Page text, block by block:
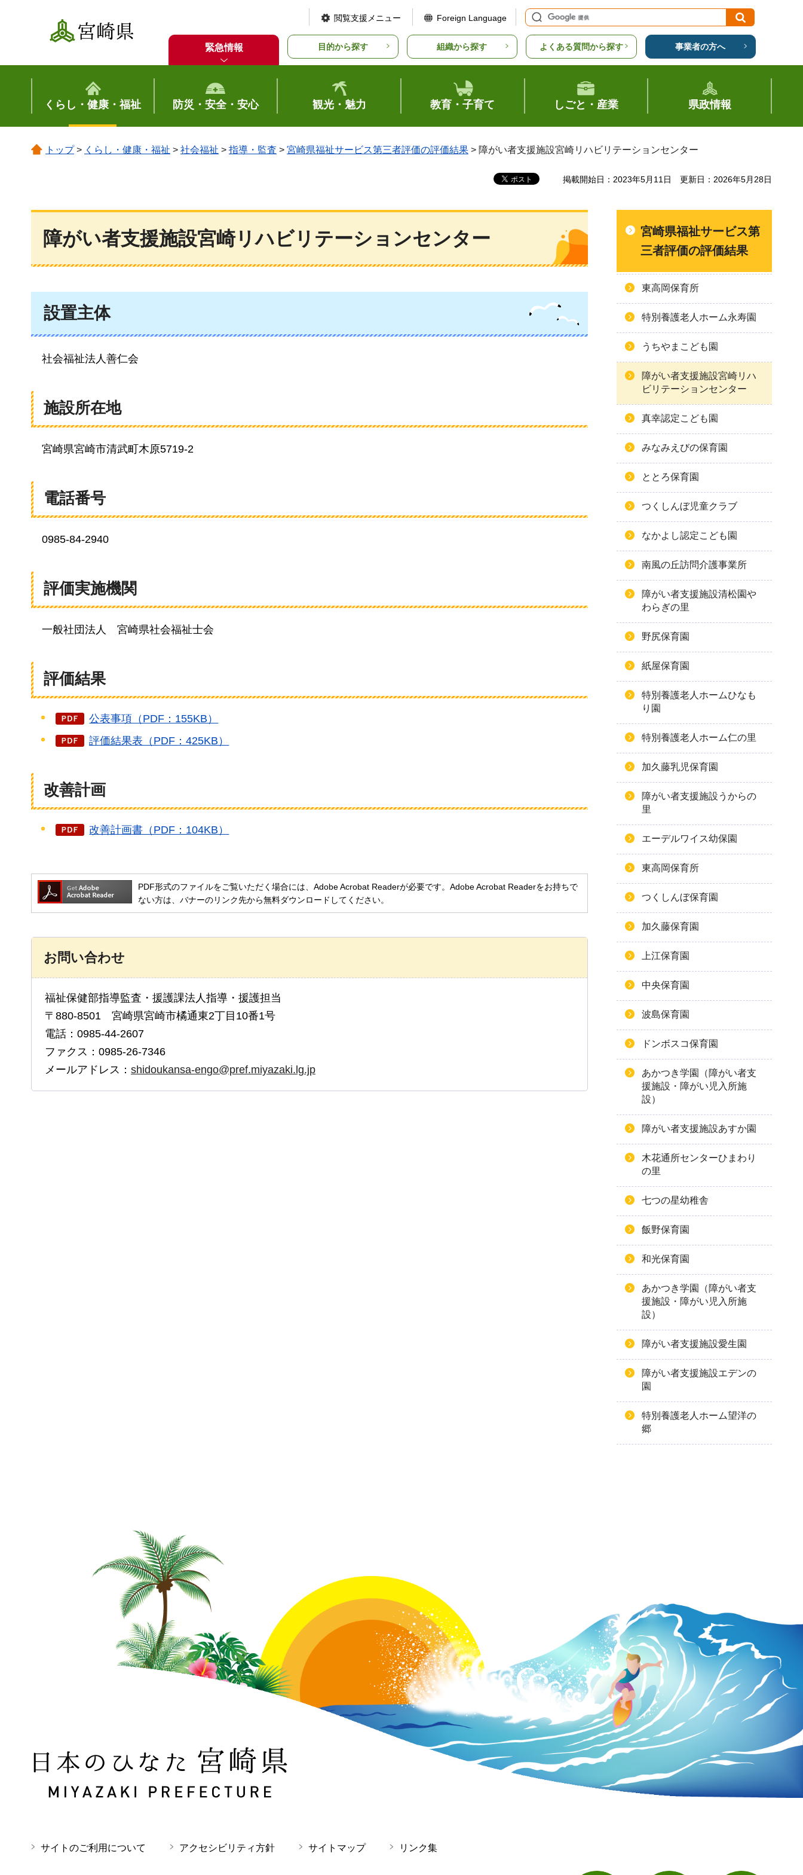
宮崎県
閲覧支援メニュー Foreign Language
緊急情報 目的から探す 組織から探す よくある質問から探す 事業者の方へ
くらし・健康・福祉 防災・安全・安心 観光・魅力 教育・子育て しごと・産業 県政情報
トップ> くらし・健康・福祉 > 社会福祉 > 指導・監査 > 宮崎県福祉サービス第三者評価の評価結果 > 障がい者支援施設宮崎リハビリテーションセンター
掲載開始日：2023年5月11日 更新日：2026年5月28日
障がい者支援施設宮崎リハビリテーションセンター
設置主体
社会福祉法人善仁会
施設所在地
宮崎県宮崎市清武町木原5719-2
電話番号
0985-84-2940
評価実施機関
一般社団法人 宮崎県社会福祉士会
評価結果
公表事項（PDF：155KB）
評価結果表（PDF：425KB）
改善計画
改善計画書（PDF：104KB）
PDF形式のファイルをご覧いただく場合には、Adobe Acrobat Readerが必要です。Adobe Acrobat Readerをお持ちで
ない方は、バナーのリンク先から無料ダウンロードしてください。
お問い合わせ
福祉保健部指導監査・援護課法人指導・援護担当
〒880-8501 宮崎県宮崎市橘通東2丁目10番1号
電話：0985-44-2607
ファクス：0985-26-7346
メールアドレス： shidoukansa-engo@pref.miyazaki.lg.jp
宮崎県福祉サービス第
三者評価の評価結果
東高岡保育所
特別養護老人ホーム永寿園
うちやまこども園
障がい者支援施設宮崎リハ
ビリテーションセンター
真幸認定こども園
みなみえびの保育園
ととろ保育園
つくしんぼ児童クラブ
なかよし認定こども園
南風の丘訪問介護事業所
障がい者支援施設清松園や
わらぎの里
野尻保育園
紙屋保育園
特別養護老人ホームひなも
り園
特別養護老人ホーム仁の里
加久藤乳児保育園
障がい者支援施設うからの
里
エーデルワイス幼保園
東高岡保育所
つくしんぼ保育園
加久藤保育園
上江保育園
中央保育園
波島保育園
ドンボスコ保育園
あかつき学園（障がい者支
援施設・障がい児入所施
設）
障がい者支援施設あすか園
木花通所センターひまわり
の里
七つの星幼稚舎
飯野保育園
和光保育園
あかつき学園（障がい者支
援施設・障がい児入所施
設）
障がい者支援施設愛生園
障がい者支援施設エデンの
園
特別養護老人ホーム望洋の
郷
日本のひなた 宮崎県 MIYAZAKI PREFECTURE
サイトのご利用について アクセシビリティ方針 サイトマップ リンク集